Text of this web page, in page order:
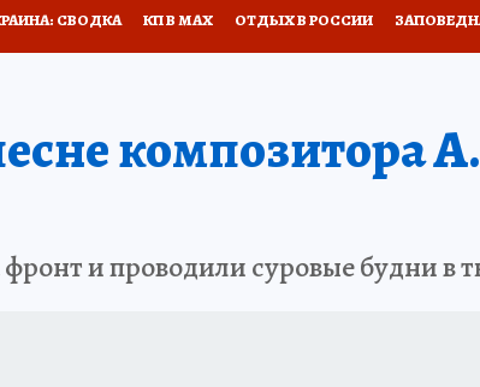
СВОДКА КП В МАХ ОТДЫХ В РОССИИ
композитора А.
и проводили суровые будни в